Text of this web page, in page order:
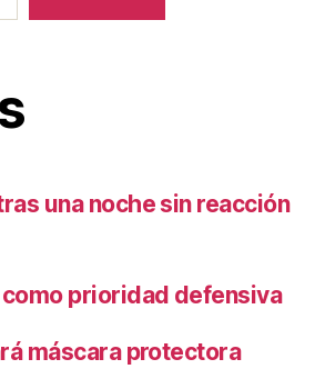
una noche sin reacción
como prioridad defensiva
máscara protectora